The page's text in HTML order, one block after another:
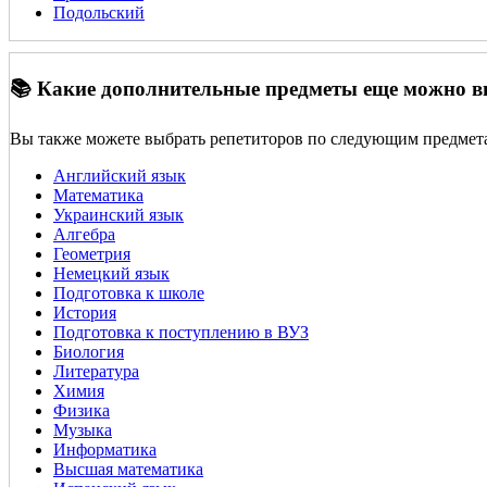
Подольский
📚 Какие дополнительные предметы еще можно
Вы также можете выбрать репетиторов по следующим
Английский язык
Математика
Украинский язык
Алгебра
Геометрия
Немецкий язык
Подготовка к школе
История
Подготовка к поступлению в ВУЗ
Биология
Литература
Химия
Физика
Музыка
Информатика
Высшая математика